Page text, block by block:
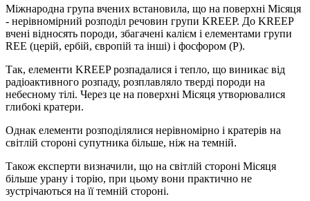
Міжнародна група вчених встановила, що на поверхні Місяця
- нерівномірний розподіл речовин групи KREEP. До KREEP
вчені відносять породи, збагачені калієм і елементами групи
REE (церій, ербій, європій та інші) і фосфором (P).
Так, елементи KREEP розпадалися і тепло, що виникає від
радіоактивного розпаду, розплавляло тверді породи на
небесному тілі. Через це на поверхні Місяця утворювалися
глибокі кратери.
Однак елементи розподілялися нерівномірно і кратерів на
світлій стороні супутника більше, ніж на темній.
Також експерти визначили, що на світлій стороні Місяця
більше урану і торію, при цьому вони практично не
зустрічаються на її темній стороні.